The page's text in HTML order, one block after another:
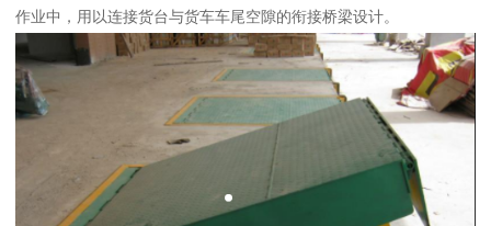
作业中，用以连接货台与货车车尾空隙的衔接桥梁设计。